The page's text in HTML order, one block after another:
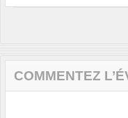
COMMENTEZ